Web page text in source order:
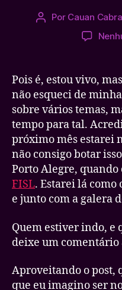
Autor
Por Cauan
Pois é, estou vivo,
não esqueci de
sobre vários temas,
tempo para tal.
próximo mês estarei
não consigo botar
Porto Alegre,
FISL. Estarei lá como
e junto com a galera
Quem estiver indo, e
deixe um comentário
Aproveitando o post,
que eu imagino ser